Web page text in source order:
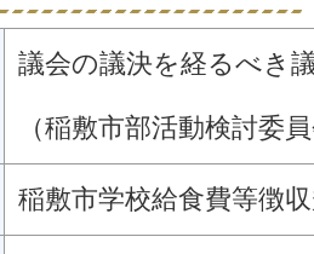
議会の議決を経るべき
（稲敷市部活動検討委
稲敷市学校給食費等徴